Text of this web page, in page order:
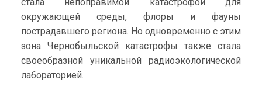
стала непоправимой катастрофой для
окружающей среды, флоры и фауны
пострадавшего региона. Но одновременно с этим
зона Чернобыльской катастрофы также стала
своеобразной уникальной радиоэкологической
лабораторией.